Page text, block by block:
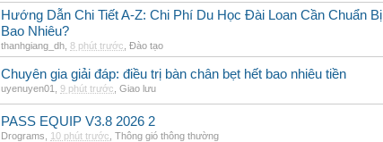
Hướng Dẫn Chi Tiết A-Z: Chi Phí Du Học Đài Loan Cần Chuẩn Bị
Bao Nhiêu?
thanhgiang_dh 8 phút trước Đào tạo
Chuyên gia giải đáp: điều trị bàn chân bẹt hết bao nhiêu tiền
uyenuyen01 9 phút trước Giao lưu
PASS EQUIP V3.8 2026 2
Drograms 10 phút trước Thông gió thông thường